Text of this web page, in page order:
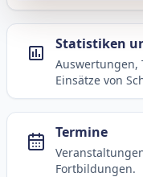
Statistiken
Auswertungen,
Einsätze von
Termine
Fortbildungen.
Dabei wurden
mit den
hierher
uneingeschränkt
gerne an die
schicken.